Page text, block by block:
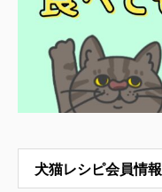
犬猫レシピ会員情報